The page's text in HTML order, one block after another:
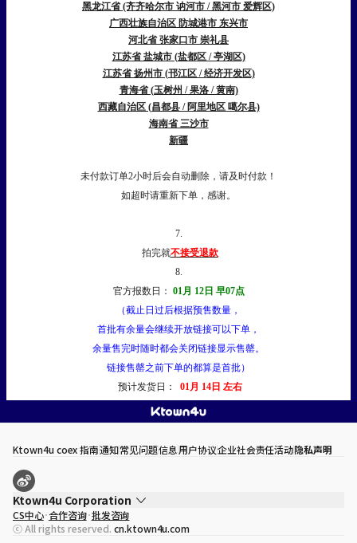
黑龙江省 (齐齐哈尔市 讷河市 / 黑河市 爱辉区)
广西壮族自治区 防城港市 东兴市
河北省 张家口市 崇礼县
江苏省 盐城市 (盐都区 / 亭湖区)
江苏省 扬州市 (邗江区 / 经济开发区)
青海省 (玉树州 / 果洛 / 黄南)
西藏自治区 (昌都县 / 阿里地区 噶尔县)
海南省 三沙市
新疆
未付款订单2小时后会自动删除，请及时付款！
如超时请重新下单，感谢。
7.
拍完就不接受退款
8.
官方报数日： 01月 12日 早07点
（截止日过后根据预售数量，
首批有余量会继续开放链接可以下单，
余量售完时随时都会关闭链接显示售罄。
链接售罄之前下单的都算是首批）
预计发货日：
01月 14日 左右
Ktown4u coex 指南通知常见问题信息用户协议企业社会责任活动隐私声明
Ktown4u Corporation
代表
宋効珉
营业执照 120-87-71116
CS中心 合作咨询 批发咨询
ⓒ All rights reserved. cn.ktown4u.com